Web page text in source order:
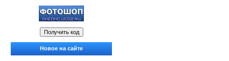
Новое на сайте